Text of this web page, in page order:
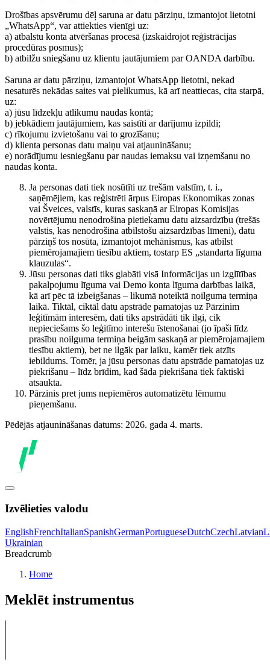
Drošības apsvērumu dēļ saruna ar datu pārziņu, izmantojot lietotni
„WhatsApp“, var attiekties vienīgi uz:
a) atbalstu konta atvēršanas procesā (izskaidrojot reģistrācijas
procedūras posmus);
b) atbilžu sniegšanu uz klientu jautājumiem par OANDA darbību.
Saruna ar datu pārziņu, izmantojot WhatsApp lietotni, nekad
nesaturēs nekādas saites vai pielikumus, kā arī neattiecas, cita starpā,
uz:
a) jūsu līdzekļu atlikumu naudas kontā;
b) jebkādiem jautājumiem, kas saistīti ar darījumu izpildi;
c) rīkojumu izvietošanu vai to grozīšanu;
d) klienta personas datu maiņu vai atjaunināšanu;
e) norādījumu iesniegšanu par naudas iemaksu vai izņemšanu no
naudas konta.
Ja personas dati tiek nosūtīti uz trešām valstīm, t. i.,
saņēmējiem, kas reģistrēti ārpus Eiropas Ekonomikas zonas
vai Šveices, valstīs, kuras saskaņā ar Eiropas Komisijas
novērtējumu nenodrošina pietiekamu datu aizsardzību (trešās
valstis, kas nenodrošina atbilstošu aizsardzības līmeni), datu
pārziņš tos nosūta, izmantojot mehānismus, kas atbilst
piemērojamajiem tiesību aktiem, tostarp ES „standarta līguma
klauzulas“.
Jūsu personas dati tiks glabāti visā Informācijas un izglītības
pakalpojumu līguma vai Demo konta līguma darbības laikā,
kā arī pēc tā izbeigšanas – likumā noteiktā noilguma termiņa
laikā. Tiktāl, ciktāl datu apstrāde pamatojas uz Pārzinim
leģitīmām interesēm, dati tiks apstrādāti tik ilgi, cik
nepieciešams šo leģitīmo interešu īstenošanai (jo īpaši līdz
prasību noilguma termiņa beigām saskaņā ar piemērojamajiem
tiesību aktiem), bet ne ilgāk par laiku, kamēr tiek atzīts
iebildums. Tomēr, ja jūsu personas datu apstrāde pamatojas uz
piekrišanu – līdz brīdim, kad šāda piekrišana tiek faktiski
atsaukta.
Pārzinis pret jums nepiemēros automatizētu lēmumu
pieņemšanu.
Pēdējās atjaunināšanas datums: 2026. gada 4. marts.
Izvēlieties valodu
EnglishFrenchItalianSpanishGermanPortugueseDutchCzechLatvian
Ukrainian
Breadcrumb
Home
Meklēt instrumentus